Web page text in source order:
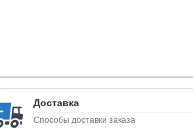
Доставка
Способы доставки заказа